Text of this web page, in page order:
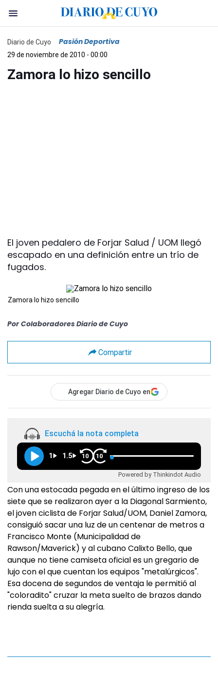
Diario de Cuyo Pasión Deportiva
29 de noviembre de 2010 - 00:00
Zamora lo hizo sencillo
El joven pedalero de Forjar Salud / UOM llegó
escapado en una definición entre un trío de
fugados.
Zamora lo hizo sencillo
Por Colaboradores Diario de Cuyo
Compartir
Agregar Diario de Cuyo en
Escuchá la nota completa
1 1.5 10 10
Powered by Thinkindot Audio
Con una estocada pegada en el último ingreso de los
siete que se realizaron ayer a la Diagonal Sarmiento,
el joven ciclista de Forjar Salud/UOM, Daniel Zamora,
consiguió sacar una luz de un centenar de metros a
Francisco Monte (Municipalidad de
Rawson/Maverick) y al cubano Calixto Bello, que
aunque no tiene camiseta oficial es un gregario de
lujo con el que cuentan los equipos "metalúrgicos".
Esa docena de segundos de ventaja le permitió al
"coloradito" cruzar la meta suelto de brazos dando
rienda suelta a su alegría.